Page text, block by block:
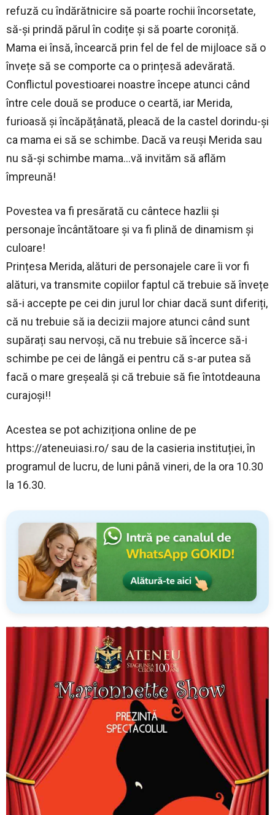
refuză cu îndărătnicire să poarte rochii încorsetate,
să-și prindă părul în codițe și să poarte coroniță.
Mama ei însă, încearcă prin fel de fel de mijloace să o
învețe să se comporte ca o prințesă adevărată.
Conflictul povestioarei noastre începe atunci când
între cele două se produce o ceartă, iar Merida,
furioasă și încăpățânată, pleacă de la castel dorindu-și
ca mama ei să se schimbe. Dacă va reuși Merida sau
nu să-și schimbe mama…vă invităm să aflăm
împreună!
Povestea va fi presărată cu cântece hazlii și
personaje încântătoare și va fi plină de dinamism și
culoare!
Prințesa Merida, alături de personajele care îi vor fi
alături, va transmite copiilor faptul că trebuie să învețe
să-i accepte pe cei din jurul lor chiar dacă sunt diferiți,
că nu trebuie să ia decizii majore atunci când sunt
supărați sau nervoși, că nu trebuie să încerce să-i
schimbe pe cei de lângă ei pentru că s-ar putea să
facă o mare greșeală și că trebuie să fie întotdeauna
curajoși!!
Acestea se pot achiziționa online de pe
https://ateneuiasi.ro/ sau de la casieria instituției, în
programul de lucru, de luni până vineri, de la ora 10.30
la 16.30.